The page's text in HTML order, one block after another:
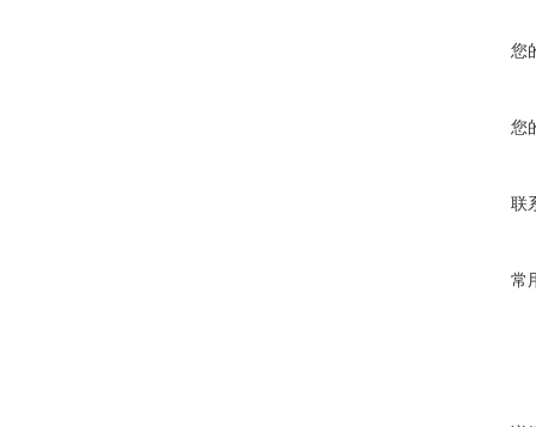
您
您
联
常